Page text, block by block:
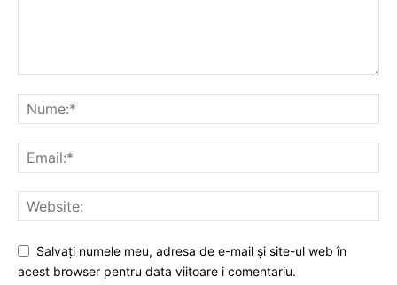
Salvați numele meu, adresa de e-mail și site-ul web în
acest browser pentru data viitoare i comentariu.